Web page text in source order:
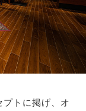
トに掲げ、オ